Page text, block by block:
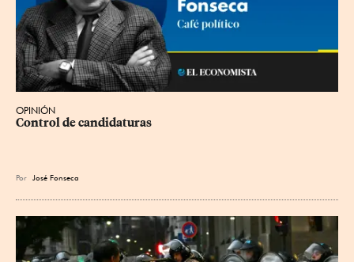
OPINIÓN
Control de candidaturas
Por José Fonseca